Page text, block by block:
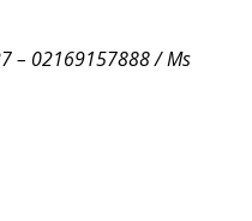
– 02169157888 / Ms